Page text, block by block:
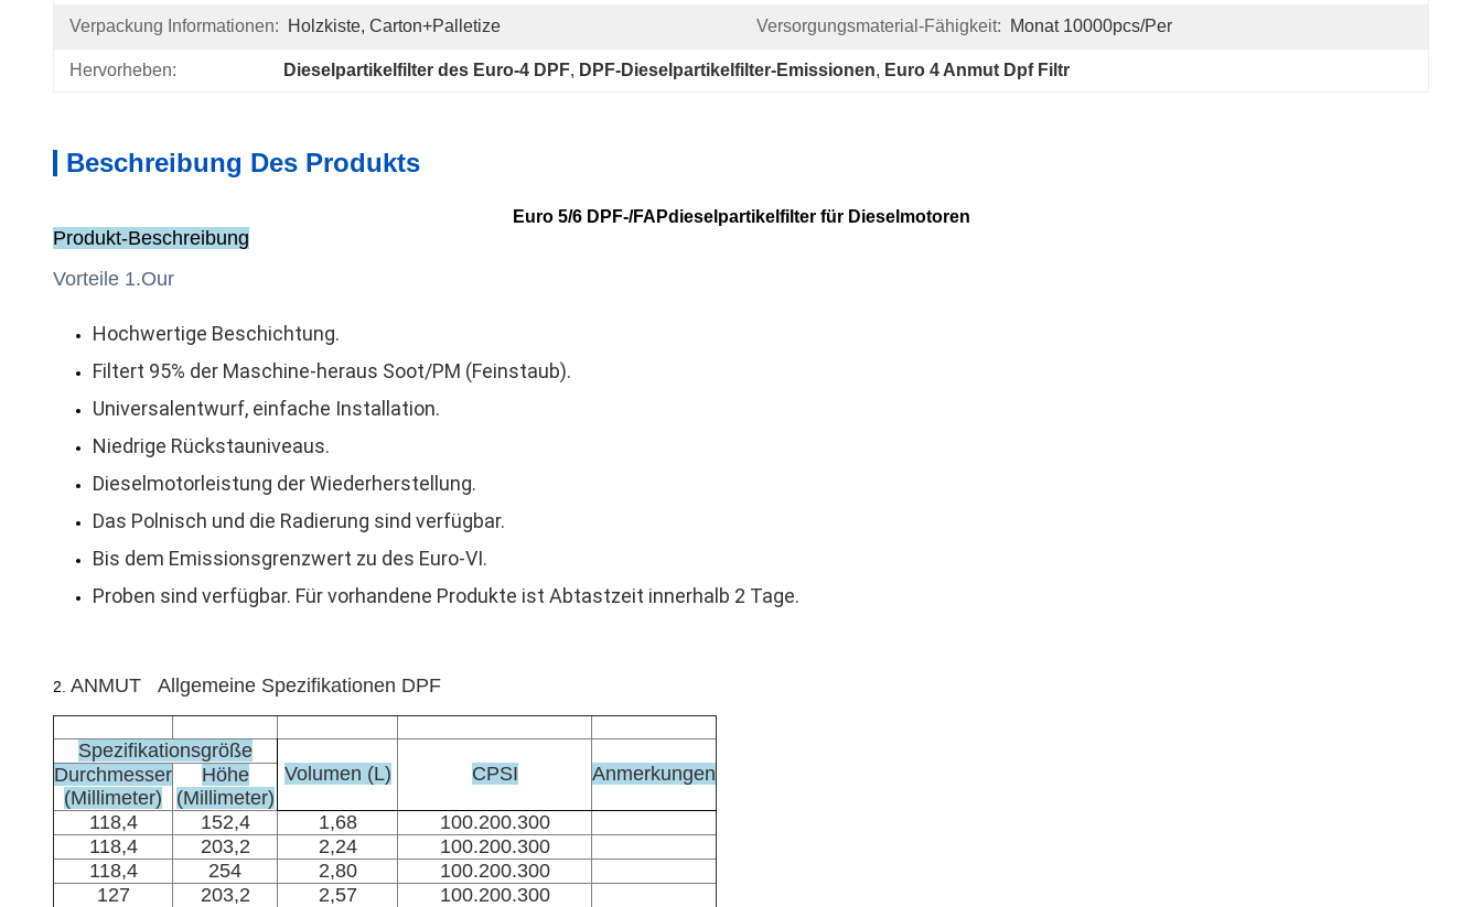
Verpackung Informationen: Holzkiste, Carton+Palletize Versorgungsmaterial-Fähigkeit: Monat 10000pcs/per
Hervorheben: Dieselpartikelfilter des Euro-4 DPF, DPF-Dieselpartikelfilter-Emissionen, Euro 4 Anmut Dpf Filtr
Beschreibung Des Produkts
Euro 5/6 DPF-/FAPdieselpartikelfilter für Dieselmotoren
Produkt-Beschreibung
Vorteile 1.Our
Hochwertige Beschichtung.
Filtert 95% der Maschine-heraus Soot/PM (Feinstaub).
Universalentwurf, einfache Installation.
Niedrige Rückstauniveaus.
Dieselmotorleistung der Wiederherstellung.
Das Polnisch und die Radierung sind verfügbar.
Bis dem Emissionsgrenzwert zu des Euro-VI.
Proben sind verfügbar. Für vorhandene Produkte ist Abtastzeit innerhalb 2 Tage.
2. ANMUT Allgemeine Spezifikationen DPF
Spezifikationsgröße
Volumen (L)
CPSI Anmerkungen
Durchmesser
(Millimeter)
Höhe
(Millimeter)
118,4
152,4 1,68
100.200.300
118,4
203,2 2,24
100.200.300
118,4
254 2,80
100.200.300
127
203,2 2,57
100.200.300